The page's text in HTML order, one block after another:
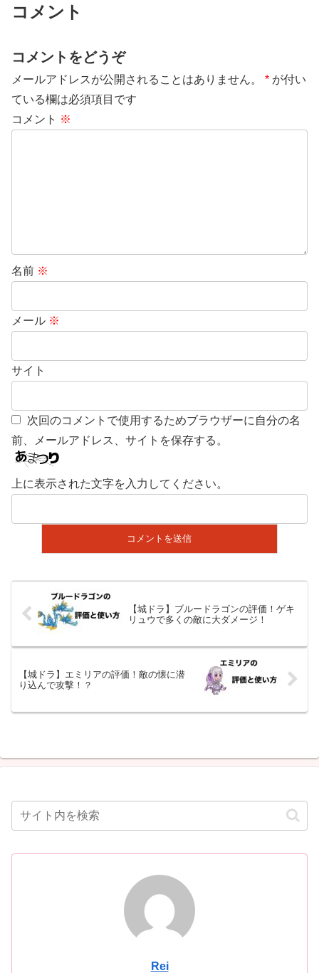
コメント
コメントをどうぞ
メールアドレスが公開されることはありません。 * が付い
ている欄は必須項目です
コメント ※
名前 ※
メール ※
サイト
次回のコメントで使用するためブラウザーに自分の名
前、メールアドレス、サイトを保存する。
上に表示された文字を入力してください。
【城ドラ】ブルードラゴンの評価！ゲキ
リュウで多くの敵に大ダメージ！
【城ドラ】エミリアの評価！敵の懐に潜
り込んで攻撃！？
Rei